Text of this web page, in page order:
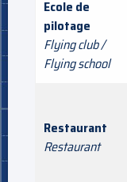
Ecole de
pilotage
Flying club /
Flying school
Restaurant
Restaurant